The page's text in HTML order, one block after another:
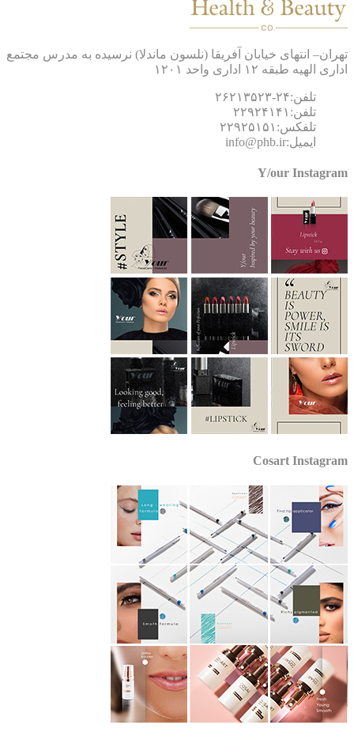
انتهای خیابان آفریقا (نلسون ماندلا) نرسیده به مدرس مجتمع
الهیه طبقه ۱۲ اداری واحد ۱۲۰۱
تلفن:۲۴-۲۶۲۱۳۵۲۳
تلفن:۲۲۹۲۴۱۴۱
تلفکس:۲۲۹۲۵۱۵۱
ایمیل:info@phb.ir
Y/our
Cosart